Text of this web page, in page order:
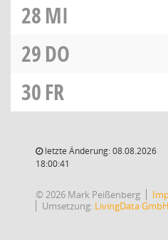
28MI
29DO
30FR
letzte Änderung: 08.08.2026
18:00:41
© 2026 Mark Peißenberg
Umsetzung: LivingData GmbH